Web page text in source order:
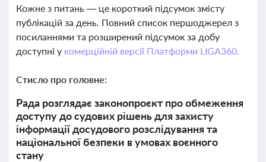
Кожне з питань — це короткий підсумок змісту
публікацій за день. Повний список першоджерел з
посиланнями та розширений підсумок за добу
доступні у комерційній версії Платформи LIGA360.
Стисло про головне:
Рада розглядає законопроєкт про обмеження
доступу до судових рішень для захисту
інформації досудового розслідування та
національної безпеки в умовах воєнного
стану